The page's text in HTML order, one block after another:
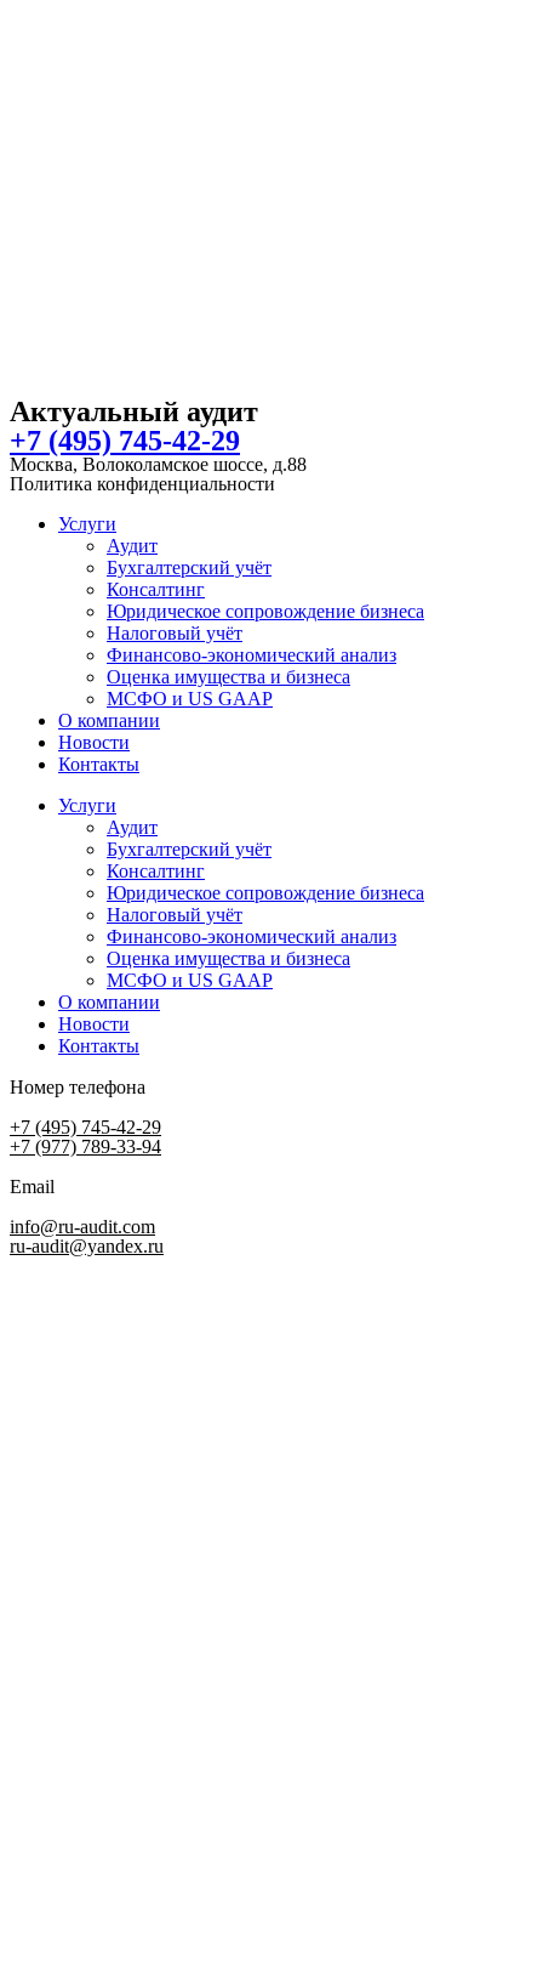
Актуальный аудит
+7 (495) 745-42-29
Москва, Волоколамское шоссе, д.88
Политика конфиденциальности
Услуги
Аудит
Бухгалтерский учёт
Консалтинг
Юридическое сопровождение бизнеса
Налоговый учёт
Финансово-экономический анализ
Оценка имущества и бизнеса
МСФО и US GAAP
О компании
Новости
Контакты
Услуги
Аудит
Бухгалтерский учёт
Консалтинг
Юридическое сопровождение бизнеса
Налоговый учёт
Финансово-экономический анализ
Оценка имущества и бизнеса
МСФО и US GAAP
О компании
Новости
Контакты
Номер телефона
+7 (495) 745-42-29
+7 (977) 789-33-94
Email
info@ru-audit.com
ru-audit@yandex.ru